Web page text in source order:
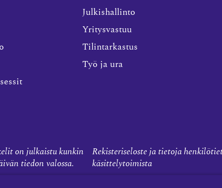
Julkishallinto
Yritysvastuu
Tilintarkastus
Työ ja ura
on julkaistu kunkin
tiedon valossa.
Rekisteriseloste ja tietoja
käsittelytoimista